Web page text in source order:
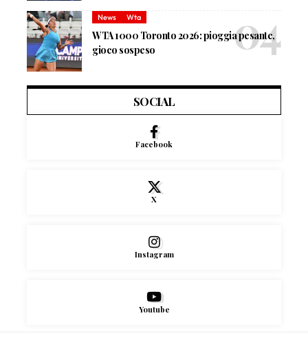
News Wta
WTA 1000 Toronto 2026: pioggia pesante,
gioco sospeso
SOCIAL
Facebook
X
Instagram
Youtube